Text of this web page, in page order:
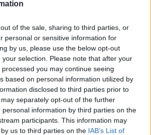
of the sale, sharing to third parties, or
personal or sensitive information for
by us, please use the below opt-out
selection. Please note that after your
you may continue seeing
based on personal information utilized by
disclosed to third parties prior to
separately opt-out of the further
personal information by third parties on the
participants. This information may
us to third parties on the IAB’s List of